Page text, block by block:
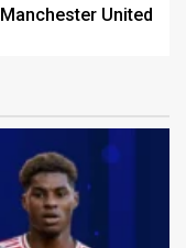
Manchester United